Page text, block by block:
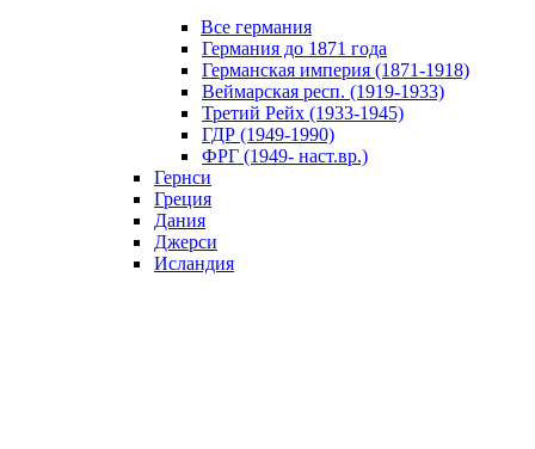
Все германия
Германия до 1871 года
Германская империя (1871-1918)
Веймарская респ. (1919-1933)
Третий Рейх (1933-1945)
ГДР (1949-1990)
ФРГ (1949- наст.вр.)
Гернси
Греция
Дания
Джерси
Исландия